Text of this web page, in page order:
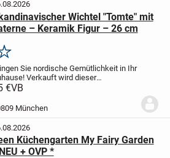
Wichtel "Tomte" mit
– Keramik Figur – 26 cm
Merken
Sie nordische Gemütlichkeit in Ihr
Verkauft wird dieser
traditionellen
oder Nisse) im skandinavischen
Die Figur besticht...
€VB
München
Küchengarten My Fairy Garden
+ OVP *